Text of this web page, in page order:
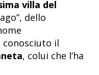
villa del
dello
conosciuto il
, colui che l’ha